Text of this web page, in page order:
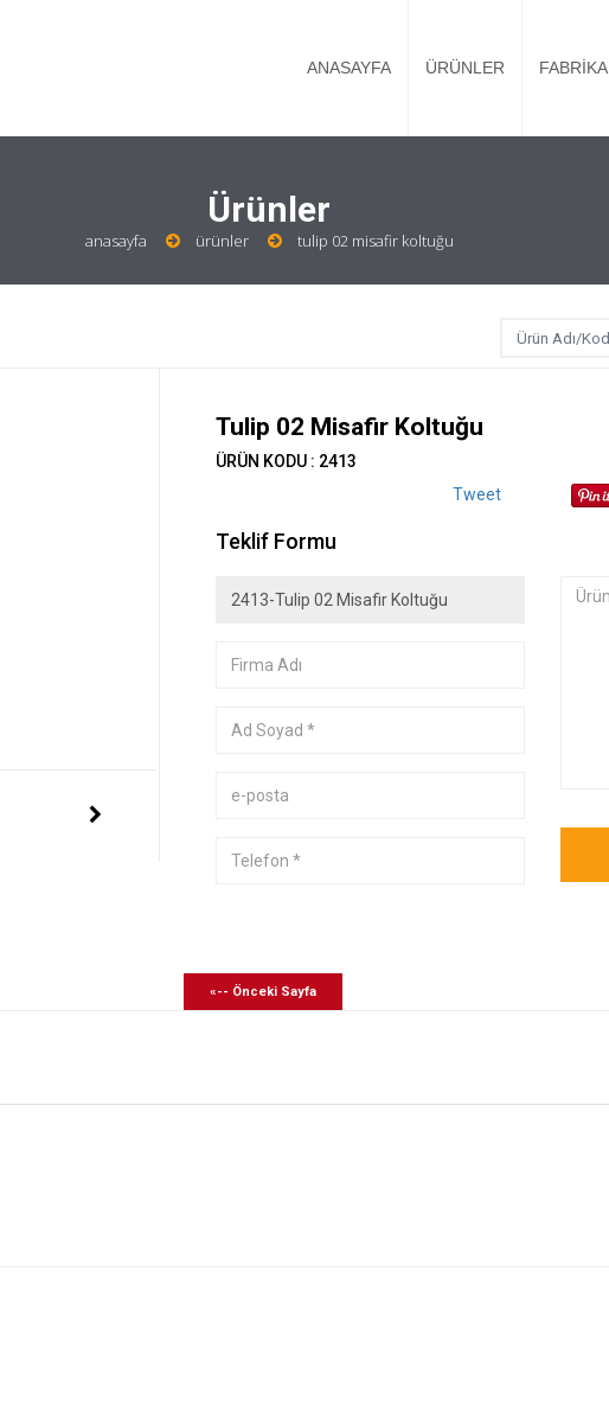
ANASAYFA ÜRÜNLER FABRİKA
Ürünler
anasayfa ürünler tulip 02 misafir koltuğu
Tulip 02 Misafir Koltuğu
ÜRÜN KODU : 2413
Tweet
Teklif Formu
«-- Önceki Sayfa